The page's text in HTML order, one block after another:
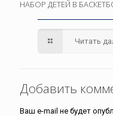
НАБОР ДЕТЕЙ В
Читать
Добавить
Ваш e-mail не будет